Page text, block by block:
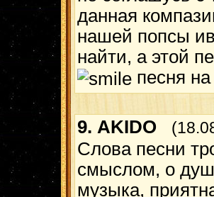
данная
нашей попсы
найти, а этой
песня
9. AKIDO
Слова песни
смыслом, о
музыка,